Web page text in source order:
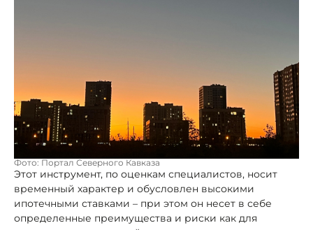
Фото: Портал Северного Кавказа
Этот инструмент, по оценкам специалистов, носит
временный характер и обусловлен высокими
ипотечными ставками – при этом он несет в себе
определенные преимущества и риски как для